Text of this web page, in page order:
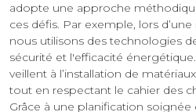
adopte une approche
ces défis. Par exemple, lors
nous utilisons des technologies
sécurité et l'efficacité
veillent à l’installation de
tout en respectant le cahier des
Grâce à une planification